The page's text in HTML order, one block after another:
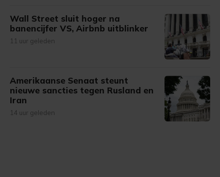
Wall Street sluit hoger na
banencijfer VS, Airbnb uitblinker
11 uur geleden
Amerikaanse Senaat steunt
nieuwe sancties tegen Rusland en
Iran
14 uur geleden